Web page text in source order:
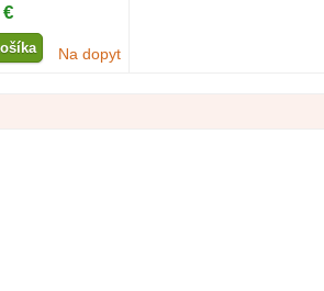
Na dopyt